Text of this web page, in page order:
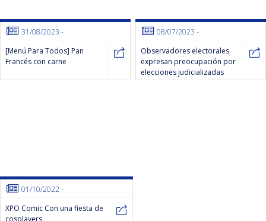
31/08/2023 -
[Menú Para Todos] Pan
Francés con carne
08/07/2023 -
Observadores electorales
expresan preocupación por
elecciones judicializadas
01/10/2022-
XPO Comic Con una fiesta de
cosplayers